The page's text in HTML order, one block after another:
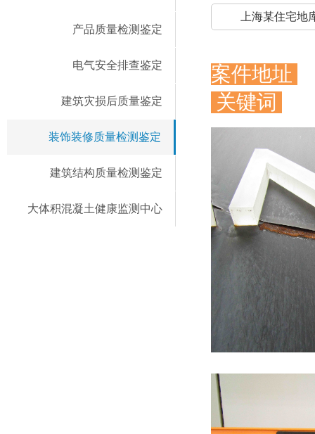
产品质量检测鉴定
电气安全排查鉴定
建筑灾损后质量鉴定
装饰装修质量检测鉴定
建筑结构质量检测鉴定
大体积混凝土健康监测中心
上海某住宅地
案件地址
关键词